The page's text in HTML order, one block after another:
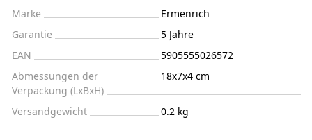
Marke
Ermenrich
Garantie
5 Jahre
EAN
5905555026572
Abmessungen der
Verpackung (LxBxH)
18x7x4 cm
Versandgewicht 0.2 kg